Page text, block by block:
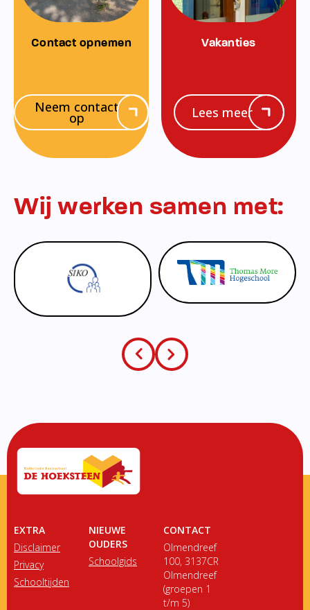
Contact opnemen
Neem contact
op
Vakanties
Lees meer
Wij werken samen met:
EXTRA
Disclaimer
Privacy
Schooltijden
NIEUWE
OUDERS
Schoolgids
CONTACT
Olmendreef
100, 3137CR
Olmendreef
(groepen 1
t/m 5)